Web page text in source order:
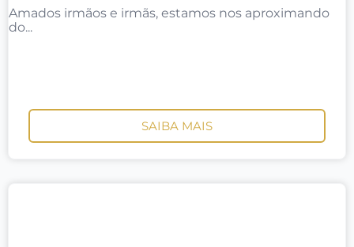
Amados irmãos e irmãs, estamos nos aproximando
do...
SAIBA MAIS